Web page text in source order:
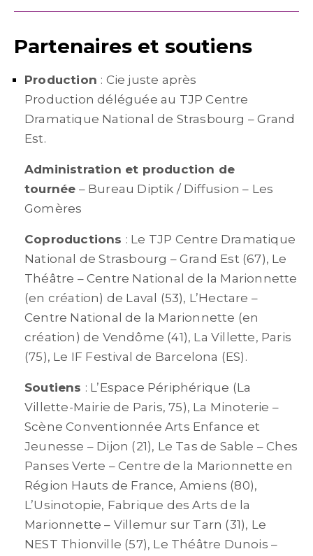
Partenaires et soutiens
Production : Cie juste après
Production déléguée au TJP Centre
Dramatique National de Strasbourg – Grand
Est.
Administration et production de
tournée – Bureau Diptik / Diffusion – Les
Gomères
Coproductions : Le TJP Centre Dramatique
National de Strasbourg – Grand Est (67), Le
Théâtre – Centre National de la Marionnette
(en création) de Laval (53), L’Hectare –
Centre National de la Marionnette (en
création) de Vendôme (41), La Villette, Paris
(75), Le IF Festival de Barcelona (ES).
Soutiens : L’Espace Périphérique (La
Villette-Mairie de Paris, 75), La Minoterie –
Scène Conventionnée Arts Enfance et
Jeunesse – Dijon (21), Le Tas de Sable – Ches
Panses Verte – Centre de la Marionnette en
Région Hauts de France, Amiens (80),
L’Usinotopie, Fabrique des Arts de la
Marionnette – Villemur sur Tarn (31), Le
NEST Thionville (57), Le Théâtre Dunois –